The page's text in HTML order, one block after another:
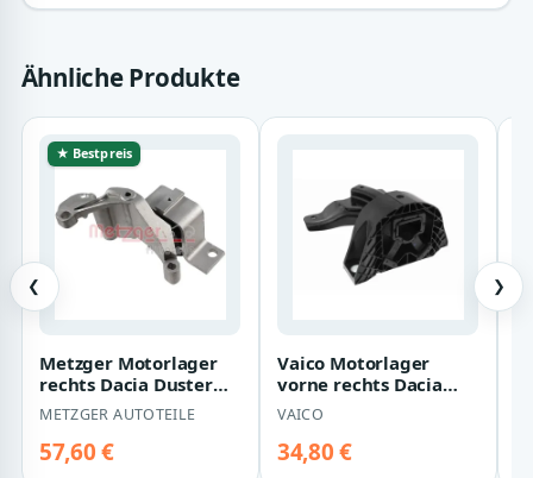
Ähnliche Produkte
❮
★ Bestpreis
Metzger Motorlager
rechts Dacia Duster
Logan 1,6
METZGER AUTOTEILE
57,60 €
Vaico Motorlager
vorne rechts Dacia
Dokker Lodgy 1,6
VAICO
34,80 €
❯